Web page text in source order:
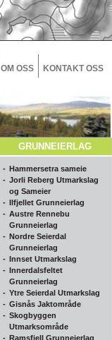
OM OSS KONTAKT OSS
GRUNNEIERLAG
- Hammersetra sameie
- Jorli Reberg Utmarkslag
og Sameier
- Ilfjellet Grunneierlag
- Austre Rennebu
Grunneierlag
- Nordre Seierdal
Grunneierlag
- Innset Utmarkslag
- Innerdalsfeltet
Grunneierlag
- Ytre Seierdal Utmarkslag
- Gisnås Jaktområde
- Skogbyggen
Utmarksområde
- Ramsfjell Grunneierlag